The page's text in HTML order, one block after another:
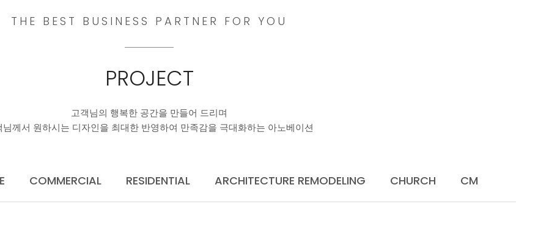
THE BEST BUSINESS PARTNER FOR YOU
PROJECT
고객님의 행복한 공간을 만들어 드리며
님께서 원하시는 디자인을 최대한 반영하여 만족감을 극대화하는 아노베이션
COMMERCIAL RESIDENTIAL ARCHITECTURE REMODELING CHURCH CM